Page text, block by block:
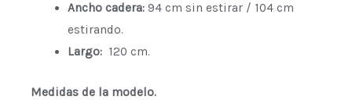
Ancho cadera: 94 cm sin estirar / 104 cm
estirando.
Largo: 120 cm.
Medidas de la modelo.